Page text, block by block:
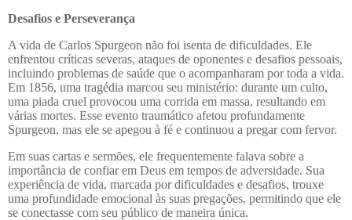
Desafios e Perseverança
A vida de Carlos Spurgeon não foi isenta de dificuldades. Ele
enfrentou críticas severas, ataques de oponentes e desafios pessoais,
incluindo problemas de saúde que o acompanharam por toda a vida.
Em 1856, uma tragédia marcou seu ministério: durante um culto,
uma piada cruel provocou uma corrida em massa, resultando em
várias mortes. Esse evento traumático afetou profundamente
Spurgeon, mas ele se apegou à fé e continuou a pregar com fervor.
Em suas cartas e sermões, ele frequentemente falava sobre a
importância de confiar em Deus em tempos de adversidade. Sua
experiência de vida, marcada por dificuldades e desafios, trouxe
uma profundidade emocional às suas pregações, permitindo que ele
se conectasse com seu público de maneira única.